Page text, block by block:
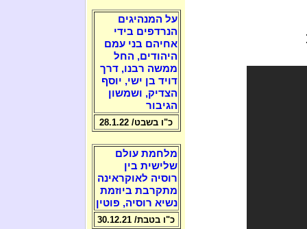
על המנהיגים
הנרדפים בידי
אחיהם בני עמם
היהודים, החל
ממשה רבנו, דרך
דויד בן ישי, יוסף
הצדיק, ושמשון
הגיבור
כ"ו בשבט/ 28.1.22
מלחמת עולם
שלישית בין
רוסיה לאוקראינה
מתקרבת ביוזמת
נשיא רוסיה, פוטין
כ"ו בטבת/ 30.12.21